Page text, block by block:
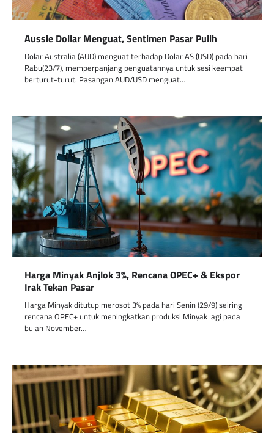
Aussie Dollar Menguat, Sentimen Pasar Pulih
Dolar Australia (AUD) menguat terhadap Dolar AS (USD) pada hari
Rabu(23/7), memperpanjang penguatannya untuk sesi keempat
berturut-turut. Pasangan AUD/USD menguat…
Harga Minyak Anjlok 3%, Rencana OPEC+ & Ekspor
Irak Tekan Pasar
Harga Minyak ditutup merosot 3% pada hari Senin (29/9) seiring
rencana OPEC+ untuk meningkatkan produksi Minyak lagi pada
bulan November…